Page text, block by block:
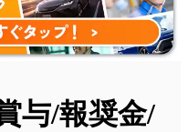
与/報奨金/